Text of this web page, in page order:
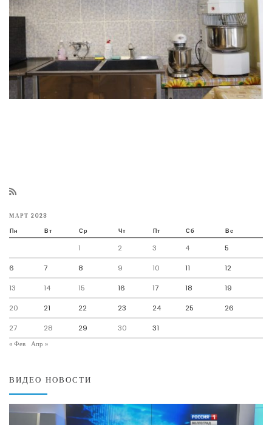
МАРТ 2023
Пн Вт Ср Чт Пт Сб Вс
1 2 3 4 5
6 7 8 9 10 11 12
13 14 15 16 17 18 19
20 21 22 23 24 25 26
27 28 29 30
31
« Фев Апр »
ВИДЕО НОВОСТИ